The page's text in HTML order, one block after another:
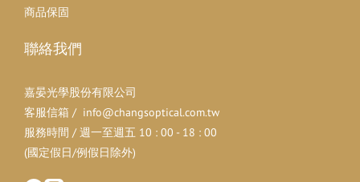
商品保固
聯絡我們
嘉晏光學股份有限公司
客服信箱 / info@changsoptical.com.tw
服務時間 / 週一至週五 10 : 00 - 18 : 00
(國定假日/例假日除外)